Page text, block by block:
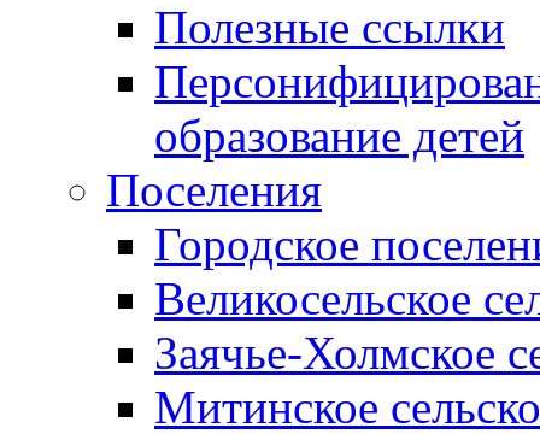
Полезные ссылки
образование детей
Поселения
Городское
Великосельское
Заячье-Холмское
Митинское